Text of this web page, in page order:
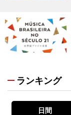
ランキング
日間